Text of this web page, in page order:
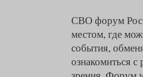
СВО форум
местом, где
события,
ознакомиться